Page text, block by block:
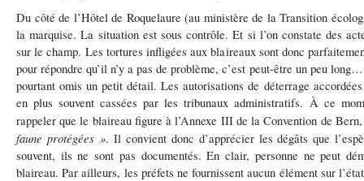
Du côté de l’Hôtel de Roquelaure (au ministère de la Transition
la marquise. La situation est sous contrôle. Et si l’on constate des
sur le champ. Les tortures infligées aux blaireaux sont donc
pour répondre qu’il n’y a pas de problème, c’est peut-être un peu
pourtant omis un petit détail. Les autorisations de déterrage
en plus souvent cassées par les tribunaux administratifs. À ce
rappeler que le blaireau figure à l’Annexe III de la Convention de
faune protégées ». Il convient donc d’apprécier les dégâts que
souvent, ils ne sont pas documentés. En clair, personne ne peut
blaireau. Par ailleurs, les préfets ne fournissent aucun élément sur